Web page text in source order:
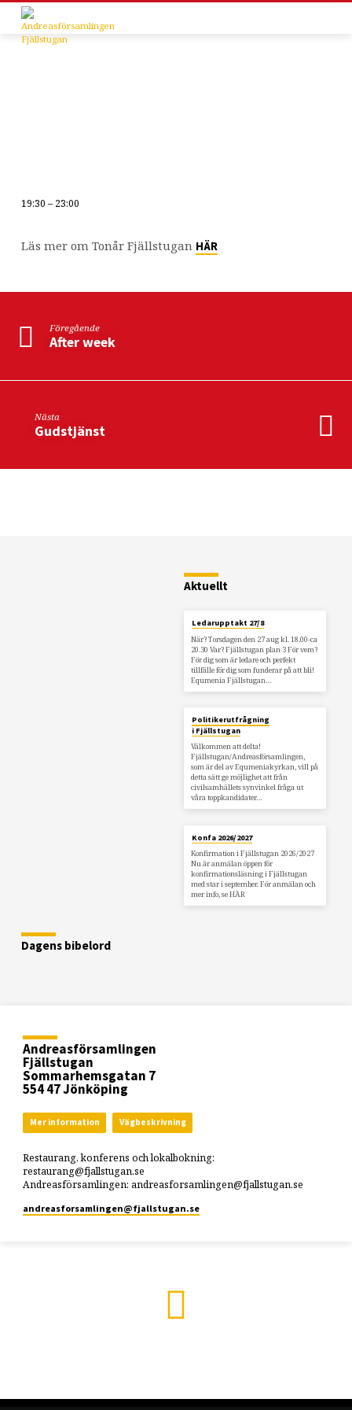
19:30 – 23:00
Läs mer om Tonår Fjällstugan HÄR
Föregående
After week
Nästa
Gudstjänst
Aktuellt
Ledarupptakt 27/8
När? Torsdagen den 27 aug kl. 18.00-ca
20.30 Var? Fjällstugan plan 3 För vem?
För dig som är ledare och perfekt
tillfälle för dig som funderar på att bli!
Equmenia Fjällstugan…
Politikerutfrågning
i Fjällstugan
Välkommen att delta!
Fjällstugan/Andreasförsamlingen,
som är del av Equmeniakyrkan, vill på
detta sätt ge möjlighet att från
civilsamhällets synvinkel fråga ut
våra toppkandidater…
Konfa 2026/2027
Konfirmation i Fjällstugan 2026/2027
Nu är anmälan öppen för
konfirmationsläsning i Fjällstugan
med star i september. För anmälan och
mer info, se HÄR
Dagens bibelord
Andreasförsamlingen
Fjällstugan
Sommarhemsgatan 7
554 47 Jönköping
Mer information Vägbeskrivning
Restaurang, konferens och lokalbokning:
restaurang@fjallstugan.se
Andreasförsamlingen: andreasforsamlingen@fjallstugan.se
andreasforsamlingen​@fjallstugan.se